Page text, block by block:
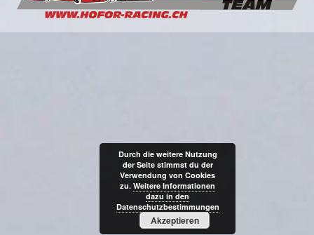
Durch die weitere Nutzung
der Seite stimmst du der
Verwendung von Cookies
zu. Weitere Informationen
dazu in den
Datenschutzbestimmungen
Akzeptieren